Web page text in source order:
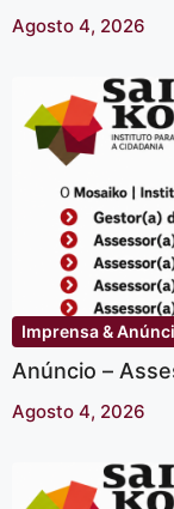
Agosto 4, 2026
Imprensa &
Anúncio –
Agosto 4, 2026